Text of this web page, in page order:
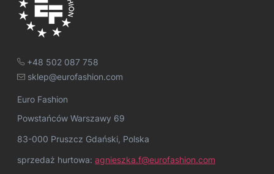
+48 502 087 758
sklep@eurofashion.com
Euro Fashion
Powstańców Warszawy 69
83-000 Pruszcz Gdański, Polska
sprzedaż hurtowa: agnieszka.f@eurofashion.com